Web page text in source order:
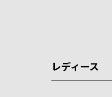
レディース